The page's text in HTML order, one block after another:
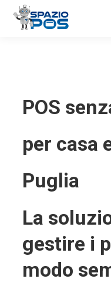
POS
per casa
Puglia
La
gestire i
modo